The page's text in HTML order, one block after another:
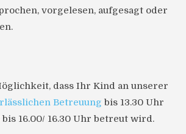
vorgelesen, aufgesagt oder
dass Ihr Kind an unserer
Betreuung bis 13.30 Uhr
bis 16.00/ 16.30 Uhr betreut wird.